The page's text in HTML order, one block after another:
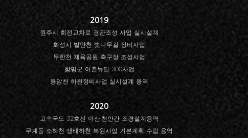
2019
원주시 회전교차로 경관조성 사업 실시설계
화성시 발안천 벚나무길 정비사업
무한천 체육공원 축구장 조성사업
​함평군 어촌뉴딜 300사업
용암천 하천정비사업 ​ 실시설계 용역
2020
고속국도 32호선 아산-천안간 조경설계용역
무계동 소하천 생태하천 복원사업 기본계획 수립 용역